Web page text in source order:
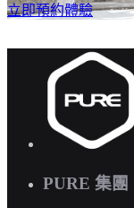
立即預約體驗
PURE 集團